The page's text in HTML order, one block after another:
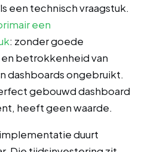
een technisch vraagstuk.
een
: zonder goede
betrokkenheid van
dashboards ongebruikt.
gebouwd dashboard
heeft geen waarde.
duurt